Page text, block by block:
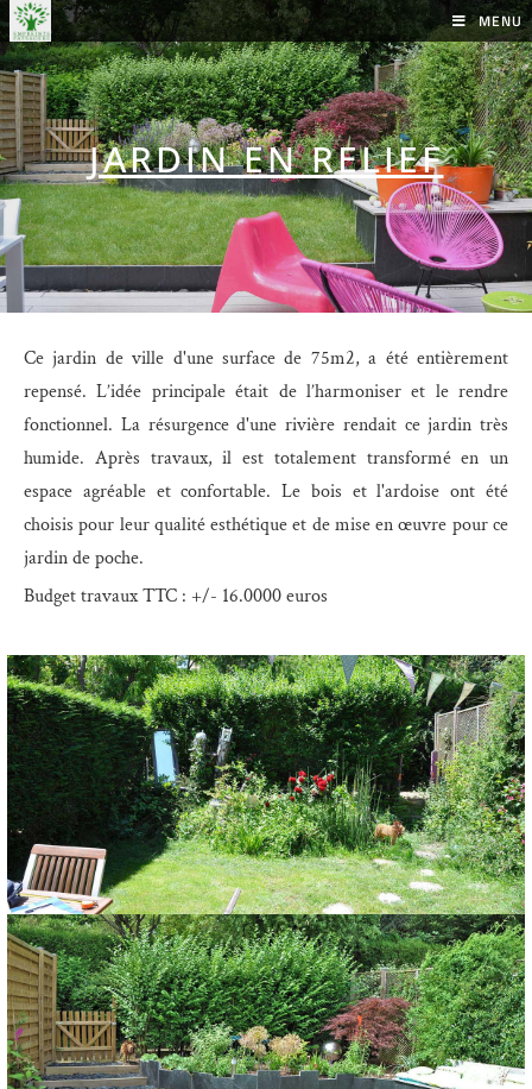
MENU
JARDIN EN RELIEF
Ce jardin de ville d'une surface de 75m2, a été entièrement
repensé. L’idée principale était de l’harmoniser et le rendre
fonctionnel. La résurgence d'une rivière rendait ce jardin très
humide. Après travaux, il est totalement transformé en un
espace agréable et confortable. Le bois et l'ardoise ont été
choisis pour leur qualité esthétique et de mise en œuvre pour ce
jardin de poche.
Budget travaux TTC : +/- 16.0000 euros